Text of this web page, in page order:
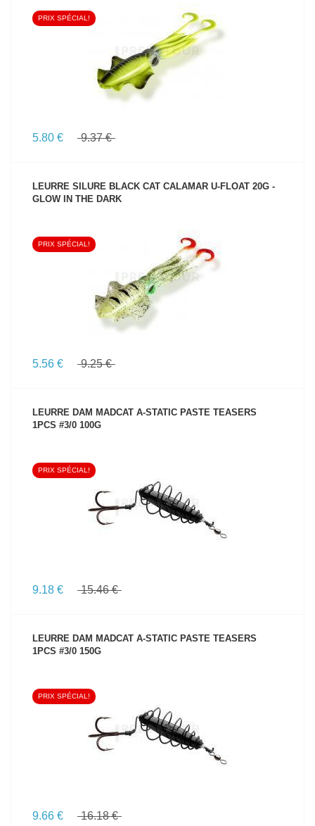
VOIR LE PRODUIT
PRIX SPÉCIAL!
5.80 € 9.37 €
LEURRE SILURE BLACK CAT CALAMAR U-FLOAT 20G -
GLOW IN THE DARK
VOIR LE PRODUIT
PRIX SPÉCIAL!
5.56 € 9.25 €
LEURRE DAM MADCAT A-STATIC PASTE TEASERS
1PCS #3/0 100G
VOIR LE PRODUIT
PRIX SPÉCIAL!
9.18 € 15.46 €
LEURRE DAM MADCAT A-STATIC PASTE TEASERS
1PCS #3/0 150G
VOIR LE PRODUIT
PRIX SPÉCIAL!
9.66 € 16.18 €